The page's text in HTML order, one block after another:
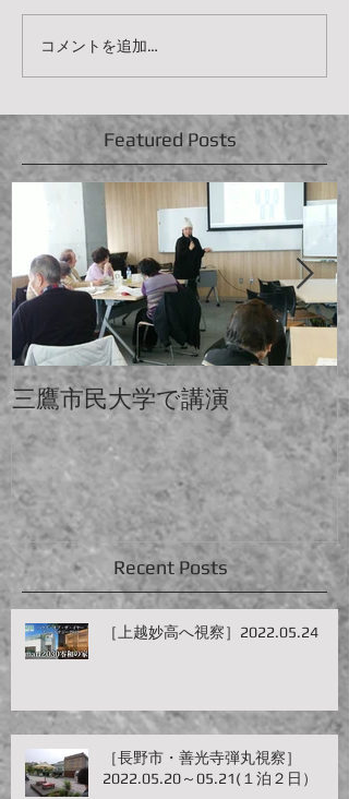
コメントを追加…
Featured Posts
三鷹市民大学で講演
Recent Posts
［上越妙高へ視察］2022.05.24
［長野市・善光寺弾丸視察］
2022.05.20～05.21(１泊２日）